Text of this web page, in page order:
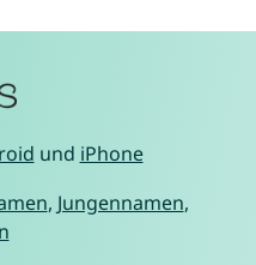
und iPhone
, Jungennamen,